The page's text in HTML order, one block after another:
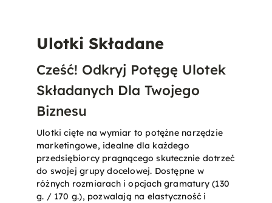
Ulotki Składane
Cześć! Odkryj Potęgę Ulotek
Składanych Dla Twojego
Biznesu
Ulotki cięte na wymiar to potężne narzędzie
marketingowe, idealne dla każdego
przedsiębiorcy pragnącego skutecznie dotrzeć
do swojej grupy docelowej. Dostępne w
różnych rozmiarach i opcjach gramatury (130
g. / 170 g.), pozwalają na elastyczność i